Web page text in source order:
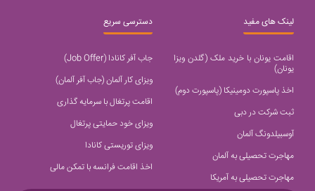
لینک های مفید
اقامت یونان با خرید ملک (گلدن ویزا
یونان)
اخذ پاسپورت دومینیکا (پاسپورت دوم)
ثبت شرکت در دبی
آوسبیلدونگ آلمان
مهاجرت تحصیلی به آلمان
مهاجرت تحصیلی به آمریکا
دسترسی سریع
جاب آفر کانادا (Job Offer)
ویزای کار آلمان (جاب آفر آلمان)
اقامت پرتغال با سرمایه گذاری
ویزای خود حمایتی پرتغال
ویزای توریستی کانادا
اخذ اقامت فرانسه با تمکن مالی